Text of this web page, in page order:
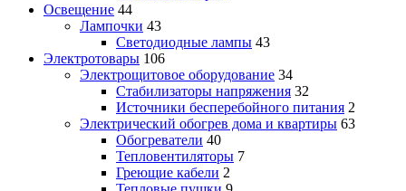
Освещение 44
Лампочки 43
Светодиодные лампы 43
Электротовары 106
Электрощитовое оборудование 34
Стабилизаторы напряжения 32
Источники бесперебойного питания 2
Электрический обогрев дома и квартиры 63
Обогреватели 40
Тепловентиляторы 7
Греющие кабели 2